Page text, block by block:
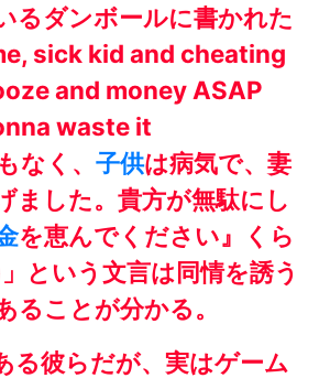
るダンボールに書かれた
sick kid and cheating
and money ASAP
waste it
なく、 子供は病気で、妻
ました。貴方が無駄にし
を恵んでください』くら
という文言は同情を誘う
ることが分かる。
る彼らだが、実はゲーム